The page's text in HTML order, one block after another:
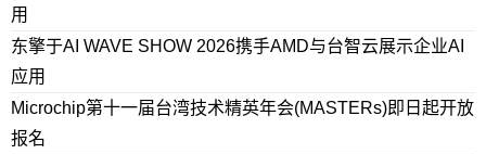
用
东擎于AI WAVE SHOW 2026携手AMD与台智云展示企业AI
应用
Microchip第十一届台湾技术精英年会(MASTERs)即日起开放
报名